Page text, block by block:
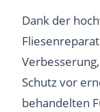
Dank der
Schutz vor
behandelten